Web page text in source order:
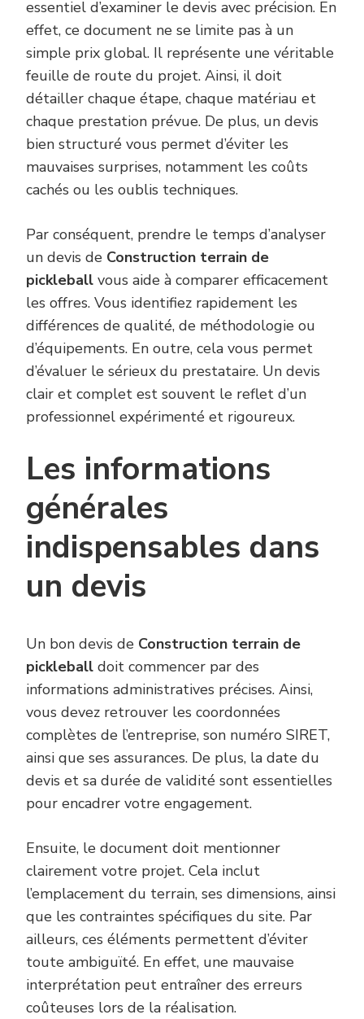
essentiel d’examiner le devis avec précision. En
effet, ce document ne se limite pas à un
simple prix global. Il représente une véritable
feuille de route du projet. Ainsi, il doit
détailler chaque étape, chaque matériau et
chaque prestation prévue. De plus, un devis
bien structuré vous permet d’éviter les
mauvaises surprises, notamment les coûts
cachés ou les oublis techniques.
Par conséquent, prendre le temps d’analyser
un devis de Construction terrain de
pickleball vous aide à comparer efficacement
les offres. Vous identifiez rapidement les
différences de qualité, de méthodologie ou
d’équipements. En outre, cela vous permet
d’évaluer le sérieux du prestataire. Un devis
clair et complet est souvent le reflet d’un
professionnel expérimenté et rigoureux.
Les informations
générales
indispensables dans
un devis
Un bon devis de Construction terrain de
pickleball doit commencer par des
informations administratives précises. Ainsi,
vous devez retrouver les coordonnées
complètes de l’entreprise, son numéro SIRET,
ainsi que ses assurances. De plus, la date du
devis et sa durée de validité sont essentielles
pour encadrer votre engagement.
Ensuite, le document doit mentionner
clairement votre projet. Cela inclut
l’emplacement du terrain, ses dimensions, ainsi
que les contraintes spécifiques du site. Par
ailleurs, ces éléments permettent d’éviter
toute ambiguïté. En effet, une mauvaise
interprétation peut entraîner des erreurs
coûteuses lors de la réalisation.